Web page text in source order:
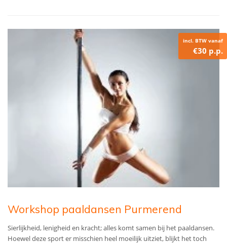
incl. BTW vanaf
€30 p.p.
Workshop paaldansen Purmerend
Sierlijkheid, lenigheid en kracht; alles komt samen bij het paaldansen.
Hoewel deze sport er misschien heel moeilijk uitziet, blijkt het toch